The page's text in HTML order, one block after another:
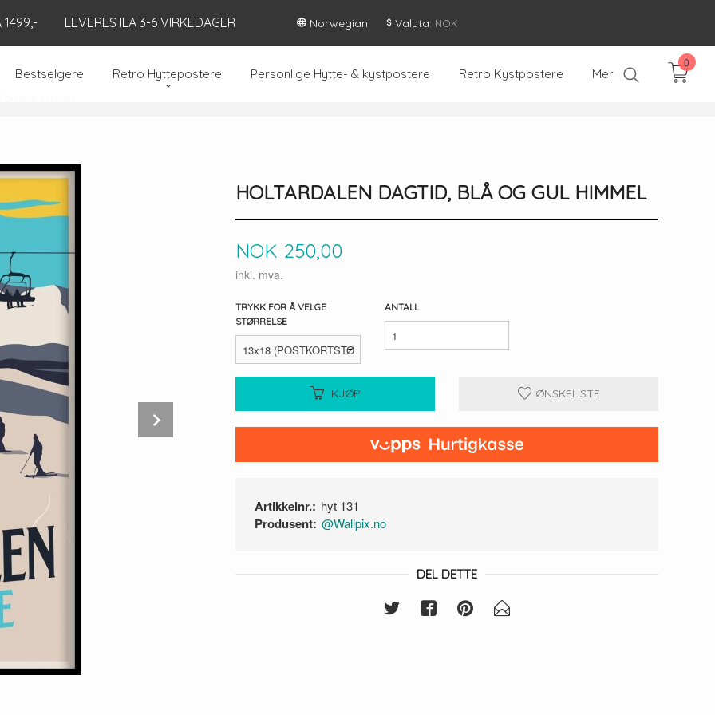
1499,- LEVERES ILA 3-6 VIRKEDAGER Norwegian Valuta: NOK
Bestselgere Retro Hyttepostere Personlige Hytte- & kystpostere Retro Kystpostere Mer
0
HOLTARDALEN DAGTID, BLÅ OG GUL HIMMEL
Pris
NOK 250,00
inkl. mva.
TRYKK FOR Å VELGE
STØRRELSE
ANTALL
KJØP ØNSKELISTE
Artikkelnr.: hyt 131
Produsent: @Wallpix.no
DEL DETTE